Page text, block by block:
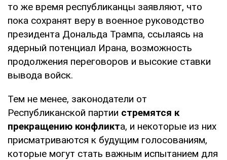
то же время республиканцы заявляют, что
пока сохранят веру в военное руководство
президента Дональда Трампа, ссылаясь на
ядерный потенциал Ирана, возможность
продолжения переговоров и высокие ставки
вывода войск.
Тем не менее, законодатели от
Республиканской партии стремятся к
прекращению конфликта, и некоторые из них
присматриваются к будущим голосованиям,
которые могут стать важным испытанием для